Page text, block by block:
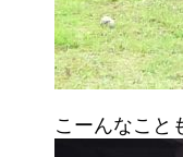
こーんなこと